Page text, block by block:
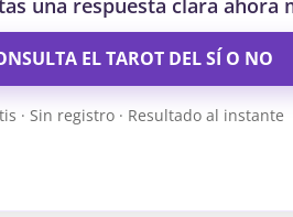
una respuesta clara ahora
EL TAROT DEL SÍ O NO
· Sin registro · Resultado al instante